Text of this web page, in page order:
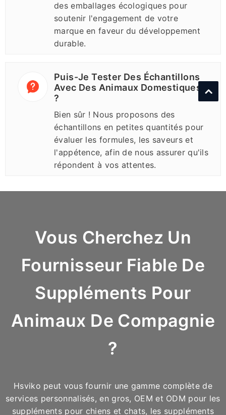
des emballages écologiques pour
soutenir l'engagement de votre
marque en faveur du développement
durable.
Puis-Je Tester Des Échantillons
Avec Des Animaux Domestiques
?
Bien sûr ! Nous proposons des
échantillons en petites quantités pour
évaluer les formules, les saveurs et
l'appétence, afin de nous assurer qu'ils
répondent à vos attentes.
Vous Cherchez Un
Fournisseur Fiable De
Suppléments Pour
Animaux De Compagnie
?
Hsviko peut vous fournir une gamme complète de
services personnalisés, en gros, OEM et ODM pour les
suppléments pour chiens et chats, les suppléments